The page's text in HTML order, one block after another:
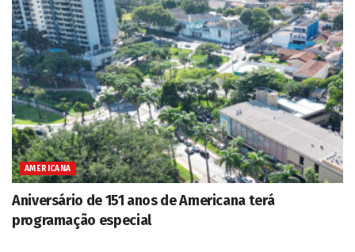
AMERICANA
Aniversário de 151 anos de Americana terá
programação especial